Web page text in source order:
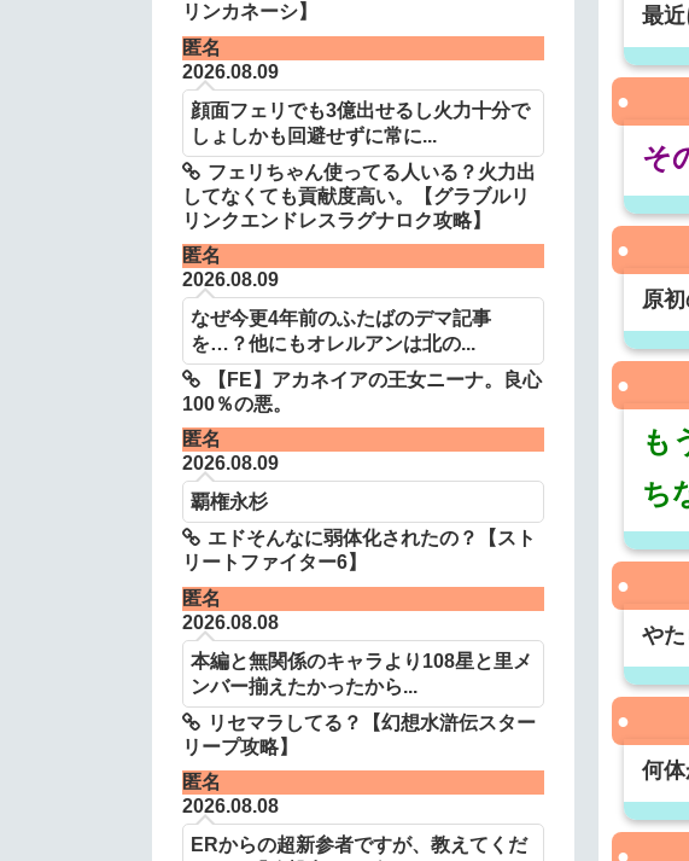
最
そ
原
も
ち
や
何
リンカネーシ】
匿名
2026.08.09
顔面フェリでも3億出せるし火力十分で
しょしかも回避せずに常に...
フェリちゃん使ってる人いる？火力出
してなくても貢献度高い。【グラブルリ
リンクエンドレスラグナロク攻略】
匿名
2026.08.09
なぜ今更4年前のふたばのデマ記事
を…？他にもオレルアンは北の...
【FE】アカネイアの王女ニーナ。良心
100％の悪。
匿名
2026.08.09
覇権永杉
エドそんなに弱体化されたの？【スト
リートファイター6】
匿名
2026.08.08
本編と無関係のキャラより108星と里メ
ンバー揃えたかったから...
リセマラしてる？【幻想水滸伝スター
リープ攻略】
匿名
2026.08.08
ERからの超新参者ですが、教えてくだ